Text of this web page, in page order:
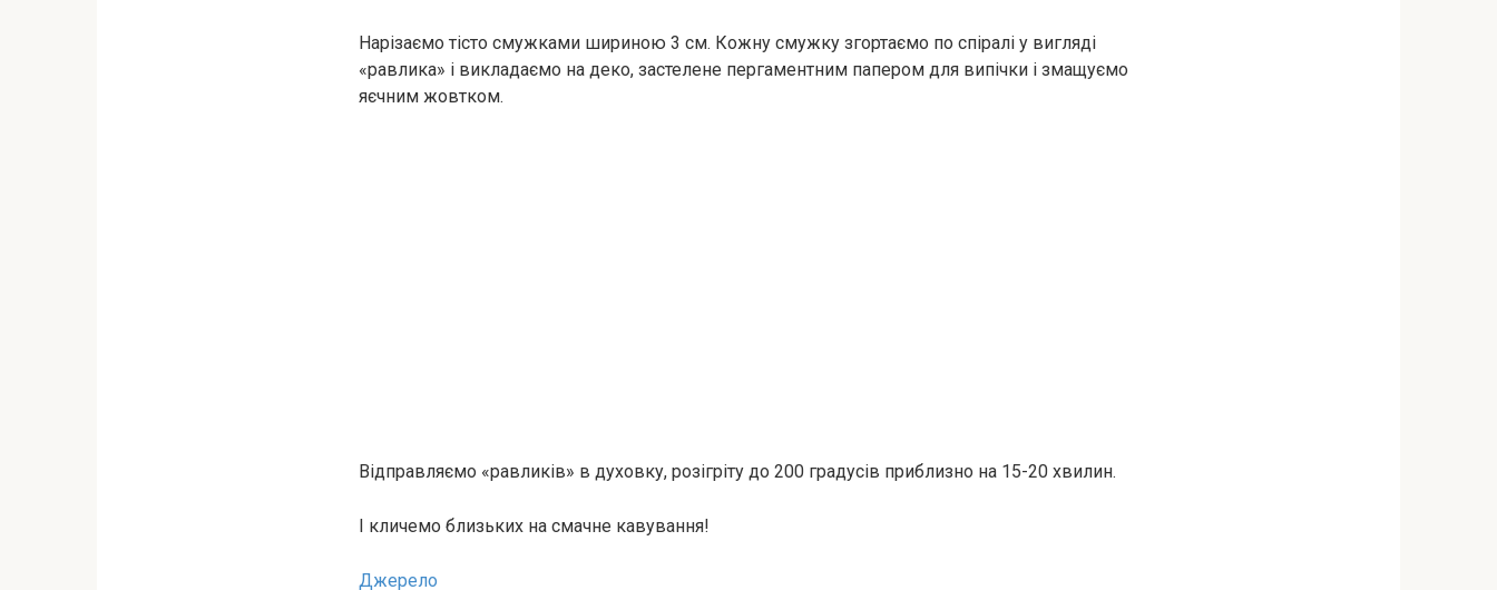
Нарізаємо тісто смужками шириною 3 см. Кожну смужку згортаємо по спіралі у вигляді
«равлика» і викладаємо на деко, застелене пергаментним папером для випічки і змащуємо
яєчним жовтком.
Відправляємо «равликів» в духовку, розігріту до 200 градусів приблизно на 15-20 хвилин.
І кличемо близьких на смачне кавування!
Джерело